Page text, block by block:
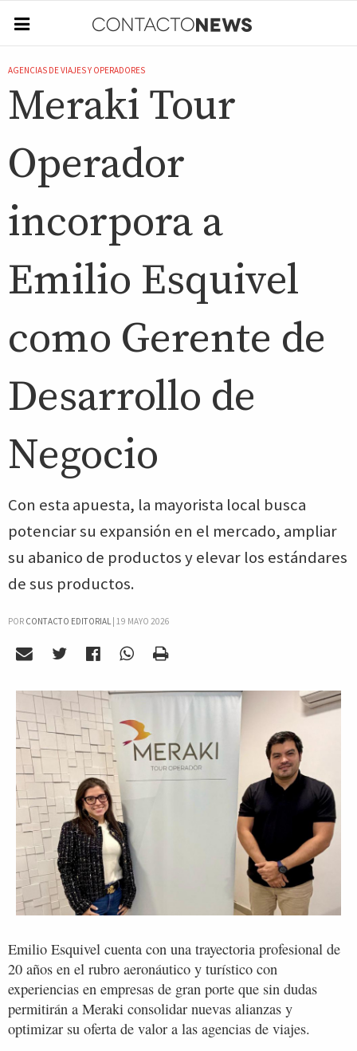
AGENCIAS DE VIAJES Y OPERADORES
Meraki Tour
Operador
incorpora a
Emilio Esquivel
como Gerente de
Desarrollo de
Negocio
Con esta apuesta, la mayorista local busca
potenciar su expansión en el mercado, ampliar
su abanico de productos y elevar los estándares
de sus productos.
POR CONTACTO EDITORIAL| 19 MAYO 2026
Emilio Esquivel cuenta con una trayectoria profesional de
20 años en el rubro aeronáutico y turístico con
experiencias en empresas de gran porte que sin dudas
permitirán a Meraki consolidar nuevas alianzas y
optimizar su oferta de valor a las agencias de viajes.